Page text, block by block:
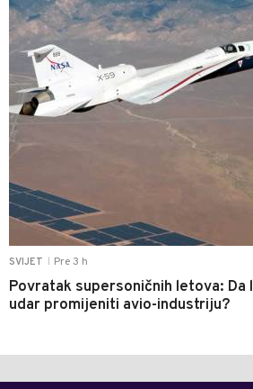
SVIJET Pre 3 h
Povratak supersoničnih letova: Da
udar promijeniti avio-industriju?